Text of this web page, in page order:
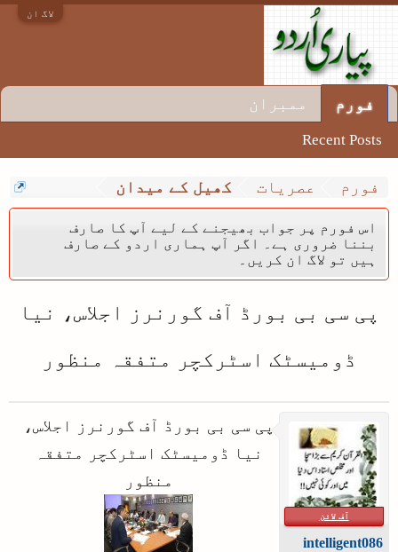
لاگ ان
فورم عصریات کھیل کے میدان
اس فورم پر جواب بھیجنے کے لیے آپ کا صارف
بننا ضروری ہے۔ اگر آپ ہماری اردو کے صارف
ہیں تو لاگ ان کریں۔
پی سی بی بورڈ آف گورنرز اجلاس، نیا
ڈومیسٹک اسٹرکچر متفقہ منظور
آف لائن
intelligent086
پی سی بی بورڈ آف گورنرز اجلاس،
نیا ڈومیسٹک اسٹرکچر متفقہ
منظور
فورم
Recent Posts
ممبران